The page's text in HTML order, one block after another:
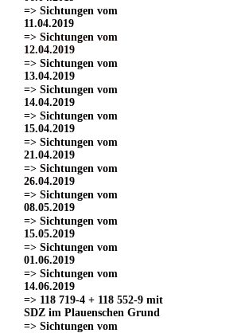
=> Sichtungen vom
11.04.2019
=> Sichtungen vom
12.04.2019
=> Sichtungen vom
13.04.2019
=> Sichtungen vom
14.04.2019
=> Sichtungen vom
15.04.2019
=> Sichtungen vom
21.04.2019
=> Sichtungen vom
26.04.2019
=> Sichtungen vom
08.05.2019
=> Sichtungen vom
15.05.2019
=> Sichtungen vom
01.06.2019
=> Sichtungen vom
14.06.2019
=> 118 719-4 + 118 552-9 mit
SDZ im Plauenschen Grund
=> Sichtungen vom